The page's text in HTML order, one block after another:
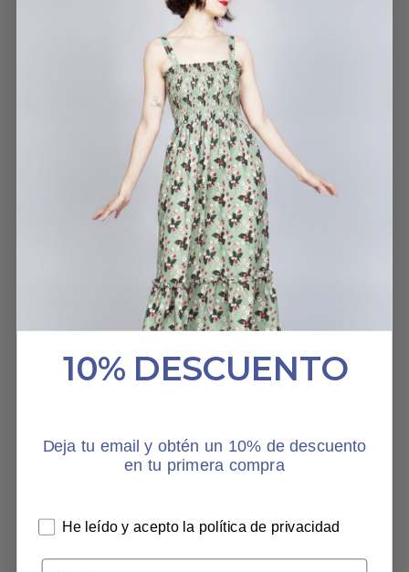
CHAQUETA LOVE RED
1 JUNIO, 2025
HABLAN DE NOSOTROS
10% DESCUENTO
Deja tu email y obtén un 10% de descuento
en tu primera compra
He leído y acepto la política de privacidad